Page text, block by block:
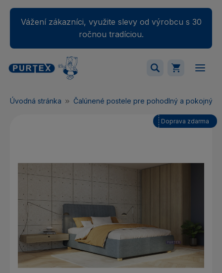
Vážení zákazníci, využite slevy od výrobcu s 30
ročnou tradíciou.
Váš nákupný košík je momentálne prázdny.
Úvodná stránka Čalúnené postele pre pohodlný a pokojný
Doprava zdarma